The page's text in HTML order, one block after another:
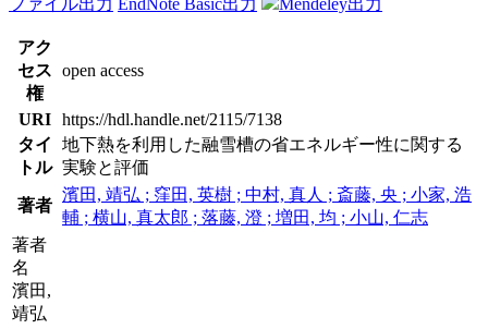
アク
セス
権
open access
URI https://hdl.handle.net/2115/7138
タイ
トル
地下熱を利用した融雪槽の省エネルギー性に関する
実験と評価
著者
濱田, 靖弘 ; 窪田, 英樹 ; 中村, 真人 ; 斎藤, 央 ; 小家, 浩
輔 ; 横山, 真太郎 ; 落藤, 澄 ; 増田, 均 ; 小山, 仁志
著者
名
濱田,
靖弘